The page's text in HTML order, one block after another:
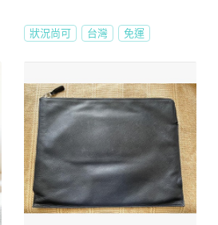
狀況尚可 台灣 免運